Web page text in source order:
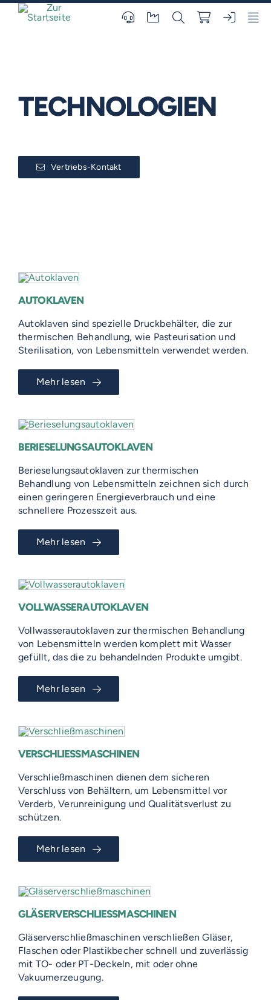
TECHNOLOGIEN
Vertriebs-Kontakt
AUTOKLAVEN
Autoklaven sind spezielle Druckbehälter, die zur
thermischen Behandlung, wie Pasteurisation und
Sterilisation, von Lebensmitteln verwendet werden.
Mehr lesen
BERIESELUNGSAUTOKLAVEN
Berieselungsautoklaven zur thermischen
Behandlung von Lebensmitteln zeichnen sich durch
einen geringeren Energieverbrauch und eine
schnellere Prozesszeit aus.
Mehr lesen
VOLLWASSERAUTOKLAVEN
Vollwasserautoklaven zur thermischen Behandlung
von Lebensmitteln werden komplett mit Wasser
gefüllt, das die zu behandelnden Produkte umgibt.
Mehr lesen
VERSCHLIESSMASCHINEN
Verschließmaschinen dienen dem sicheren
Verschluss von Behältern, um Lebensmittel vor
Verderb, Verunreinigung und Qualitätsverlust zu
schützen.
Mehr lesen
GLÄSERVERSCHLIESSMASCHINEN
Gläserverschließmaschinen verschließen Gläser,
Flaschen oder Plastikbecher schnell und zuverlässig
mit TO- oder PT-Deckeln, mit oder ohne
Vakuumerzeugung.